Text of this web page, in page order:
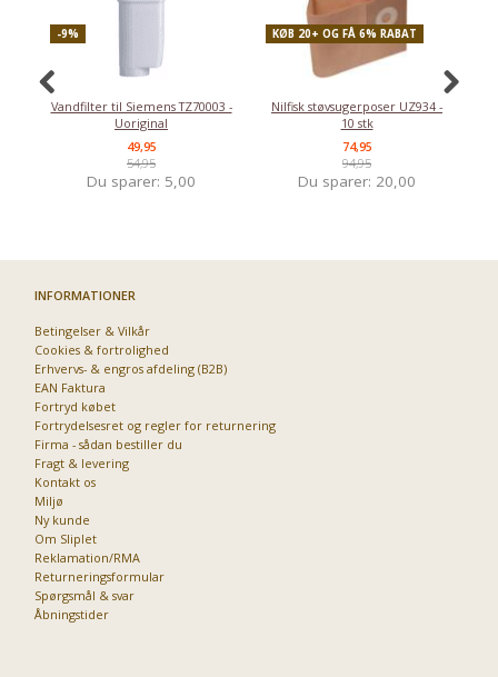
-9%
Vandfilter til Siemens TZ70003 -
Uoriginal
49,95
54,95
Du sparer: 5,00
KØB 20+ OG FÅ 6% RABAT
Nilfisk støvsugerposer UZ934 -
10 stk
74,95
94,95
Du sparer: 20,00
INFORMATIONER
Betingelser & Vilkår
Cookies & fortrolighed
Erhvervs- & engros afdeling (B2B)
EAN Faktura
Fortryd købet
Fortrydelsesret og regler for returnering
Firma - sådan bestiller du
Fragt & levering
Kontakt os
Miljø
Ny kunde
Om Sliplet
Reklamation/RMA
Returneringsformular
Spørgsmål & svar
Åbningstider
Priser fra kun 29,95